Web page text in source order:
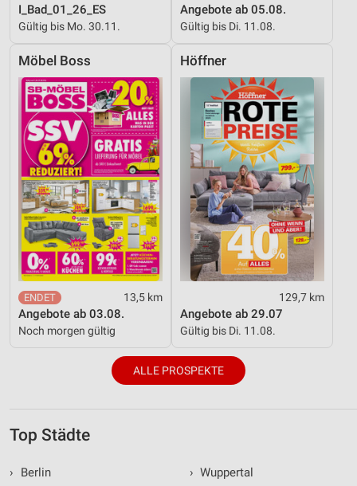
I_Bad_01_26_ES
Gültig bis Mo. 30.11.
Angebote ab 05.08.
Gültig bis Di. 11.08.
Möbel Boss
13,5 km
Angebote ab 03.08.
Noch morgen gültig
Höffner
129,7 km
Angebote ab 29.07
Gültig bis Di. 11.08.
ALLE PROSPEKTE
Top Städte
›
Berlin
› Wuppertal